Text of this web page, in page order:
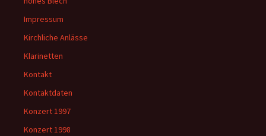
Impressum
Kirchliche Anlässe
Klarinetten
Kontakt
Kontaktdaten
Konzert 1997
Konzert 1998